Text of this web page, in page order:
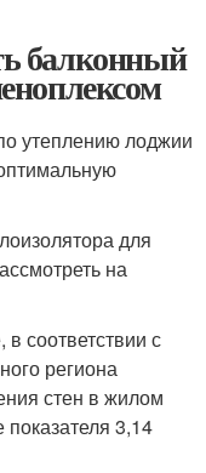
балконный
утеплению лоджии
для
на
соответствии с
региона
стен в жилом
3,14